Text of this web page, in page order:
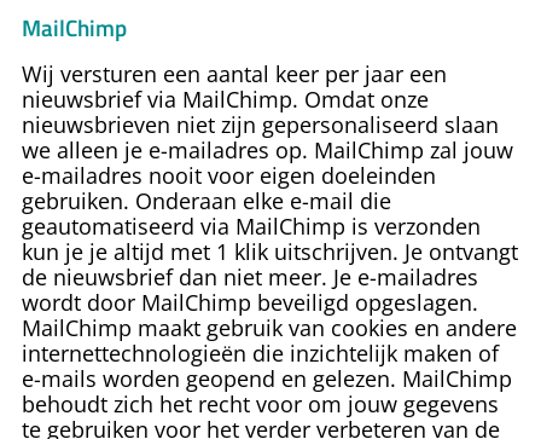
MailChimp
Wij versturen een aantal keer per jaar een
nieuwsbrief via MailChimp. Omdat onze
nieuwsbrieven niet zijn gepersonaliseerd slaan
we alleen je e-mailadres op. MailChimp zal jouw
e-mailadres nooit voor eigen doeleinden
gebruiken. Onderaan elke e-mail die
geautomatiseerd via MailChimp is verzonden
kun je je altijd met 1 klik uitschrijven. Je ontvangt
de nieuwsbrief dan niet meer. Je e-mailadres
wordt door MailChimp beveiligd opgeslagen.
MailChimp maakt gebruik van cookies en andere
internettechnologieën die inzichtelijk maken of
e-mails worden geopend en gelezen. MailChimp
behoudt zich het recht voor om jouw gegevens
te gebruiken voor het verder verbeteren van de